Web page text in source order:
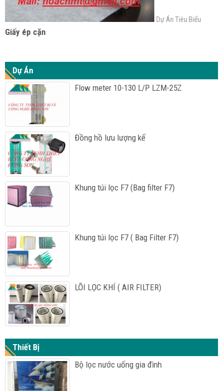
Dự Án Tiêu Biểu
Giấy ép cặn
Dự Án
Flow meter 10-130 L/P LZM-25Z
Đồng hồ lưu lượng kế
Khung túi lọc F7 (Bag filter F7)
Khung túi lọc F7 ( Bag Filter F7)
LÕI LỌC KHÍ ( AIR FILTER)
Thiết Bị
Bộ lọc nước uống gia đình